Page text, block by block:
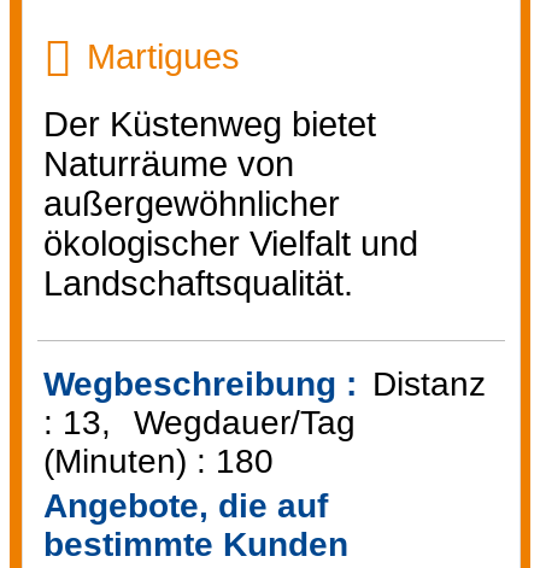
Martigues
Der Küstenweg bietet
Naturräume von
außergewöhnlicher
ökologischer Vielfalt und
Landschaftsqualität.
Wegbeschreibung : Distanz
: 13
Wegdauer/Tag
(Minuten) : 180
Angebote, die auf
bestimmte Kunden